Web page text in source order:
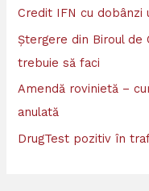
Credit IFN cu dobânzi
Ștergere din Biroul
trebuie să faci
Amendă rovinietă –
anulată
DrugTest pozitiv în